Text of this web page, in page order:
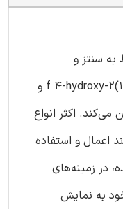
به سنتز و
واکنش‌پذیری شیمیایی f 4-hydroxy-2(1H)-quinolone و
اکثر انواع
اعمال و استفاده
در زمینه‌های
به نمایش